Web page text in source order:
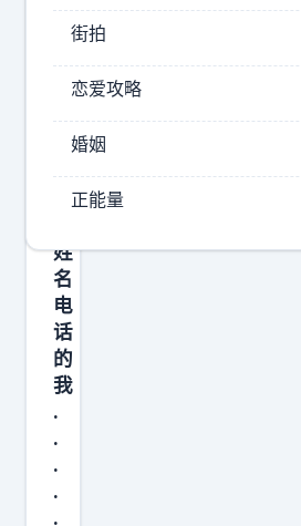
学
三
年
后
简
历
上
只
姓
名
电
话
的
我
.
.
.
.
.
街拍
恋爱攻略
婚姻
正能量